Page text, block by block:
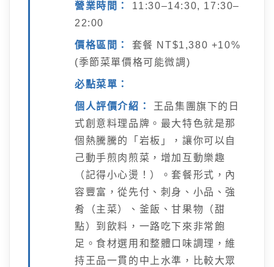
營業時間：
11:30–14:30, 17:30–
22:00
價格區間：
套餐 NT$1,380 +10%
(季節菜單價格可能微調)
必點菜單：
個人評價介紹：
王品集團旗下的日
式創意料理品牌。最大特色就是那
個熱騰騰的「岩板」，讓你可以自
己動手煎肉煎菜，增加互動樂趣
（記得小心燙！）。套餐形式，內
容豐富，從先付、刺身、小品、強
肴（主菜）、釜飯、甘果物（甜
點）到飲料，一路吃下來非常飽
足。食材選用和整體口味調理，維
持王品一貫的中上水準，比較大眾